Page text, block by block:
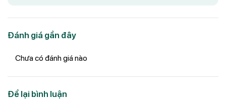
Đánh giá gần đây
Chưa có đánh giá nào
Để lại bình luận